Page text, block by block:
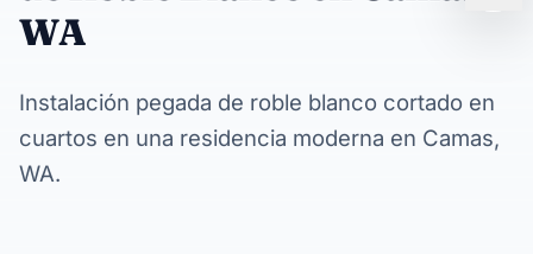
WA
Instalación pegada de roble blanco cortado en
cuartos en una residencia moderna en Camas,
WA.